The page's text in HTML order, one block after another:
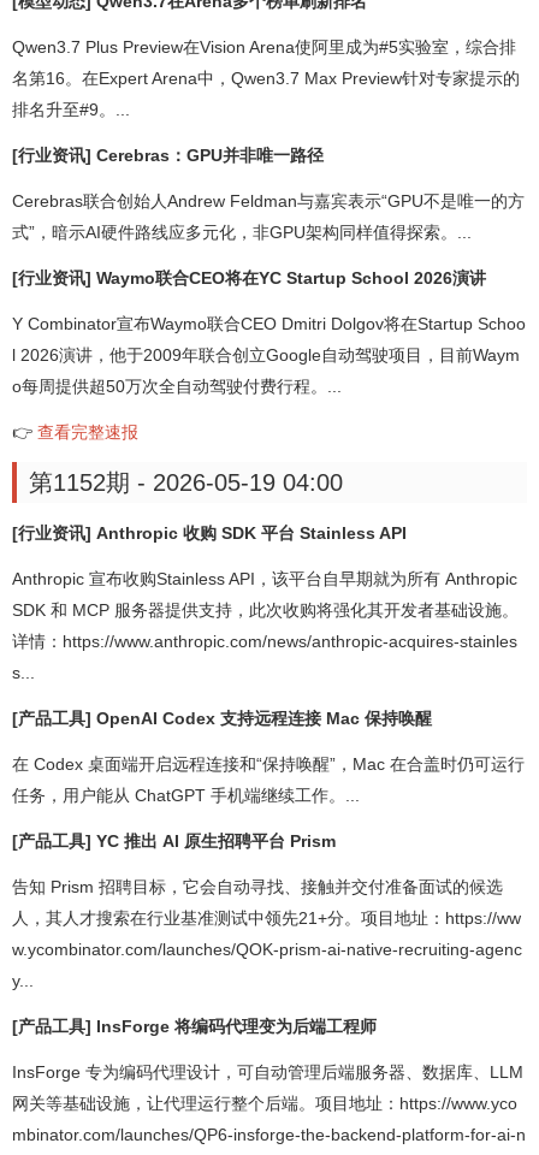
Qwen3.7 Plus Preview在Vision Arena使阿里成为#5实验室，综合排
名第16。在Expert Arena中，Qwen3.7 Max Preview针对专家提示的
排名升至#9。...
[行业资讯] Cerebras：GPU并非唯一路径
Cerebras联合创始人Andrew Feldman与嘉宾表示“GPU不是唯一的方
式”，暗示AI硬件路线应多元化，非GPU架构同样值得探索。...
[行业资讯] Waymo联合CEO将在YC Startup School 2026演讲
Y Combinator宣布Waymo联合CEO Dmitri Dolgov将在Startup Schoo
l 2026演讲，他于2009年联合创立Google自动驾驶项目，目前Waym
o每周提供超50万次全自动驾驶付费行程。...
👉 查看完整速报
第1152期 - 2026-05-19 04:00
[行业资讯] Anthropic 收购 SDK 平台 Stainless API
Anthropic 宣布收购Stainless API，该平台自早期就为所有 Anthropic
SDK 和 MCP 服务器提供支持，此次收购将强化其开发者基础设施。
详情：https://www.anthropic.com/news/anthropic-acquires-stainles
s...
[产品工具] OpenAI Codex 支持远程连接 Mac 保持唤醒
在 Codex 桌面端开启远程连接和“保持唤醒”，Mac 在合盖时仍可运行
任务，用户能从 ChatGPT 手机端继续工作。...
[产品工具] YC 推出 AI 原生招聘平台 Prism
告知 Prism 招聘目标，它会自动寻找、接触并交付准备面试的候选
人，其人才搜索在行业基准测试中领先21+分。项目地址：https://ww
w.ycombinator.com/launches/QOK-prism-ai-native-recruiting-agenc
y...
[产品工具] InsForge 将编码代理变为后端工程师
InsForge 专为编码代理设计，可自动管理后端服务器、数据库、LLM
网关等基础设施，让代理运行整个后端。项目地址：https://www.yco
mbinator.com/launches/QP6-insforge-the-backend-platform-for-ai-n